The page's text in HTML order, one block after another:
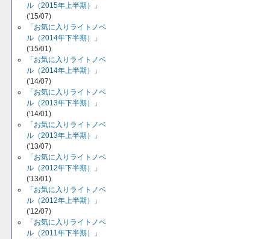
ル（2015年上半期）」
('15/07)
「お気に入りライトノベ
ル（2014年下半期）」
('15/01)
「お気に入りライトノベ
ル（2014年上半期）」
('14/07)
「お気に入りライトノベ
ル（2013年下半期）」
('14/01)
「お気に入りライトノベ
ル（2013年上半期）」
('13/07)
「お気に入りライトノベ
ル（2012年下半期）」
('13/01)
「お気に入りライトノベ
ル（2012年上半期）」
('12/07)
「お気に入りライトノベ
ル（2011年下半期）」